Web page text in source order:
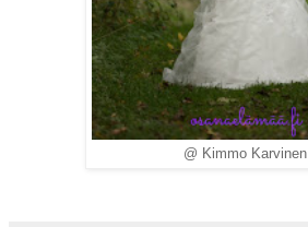
@ Kimmo Karvinen